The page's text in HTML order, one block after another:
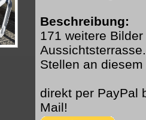
Beschreibung:
171 weitere
Stellen an
direkt per PayPal
Mail!